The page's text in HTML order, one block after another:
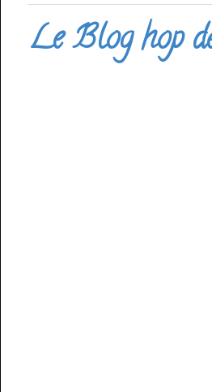
Le Blog hop